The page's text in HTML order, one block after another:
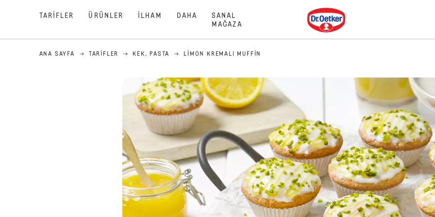
TARIFLER ÜRÜNLER İLHAM DAHA
SANAL
MAĞAZA
Dr. Oetker
ANA SAYFA TARIFLER KEK, PASTA LIMON KREMALI MUFFIN